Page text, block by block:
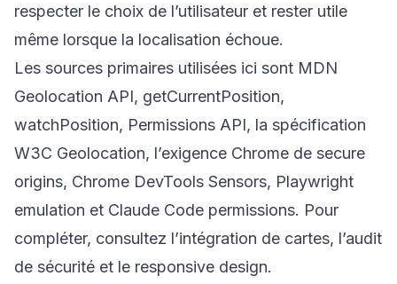
respecter le choix de l’utilisateur et rester utile
même lorsque la localisation échoue.
Les sources primaires utilisées ici sont MDN
Geolocation API, getCurrentPosition,
watchPosition, Permissions API, la spécification
W3C Geolocation, l’exigence Chrome de secure
origins, Chrome DevTools Sensors, Playwright
emulation et Claude Code permissions. Pour
compléter, consultez l’intégration de cartes, l’audit
de sécurité et le responsive design.